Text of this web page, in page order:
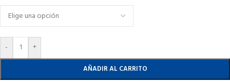
- +
AÑADIR AL CARRITO